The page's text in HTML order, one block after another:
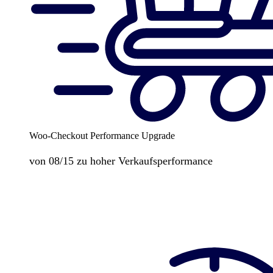
Woo-Checkout Performance Upgrade
von 08/15 zu hoher Verkaufsperformance